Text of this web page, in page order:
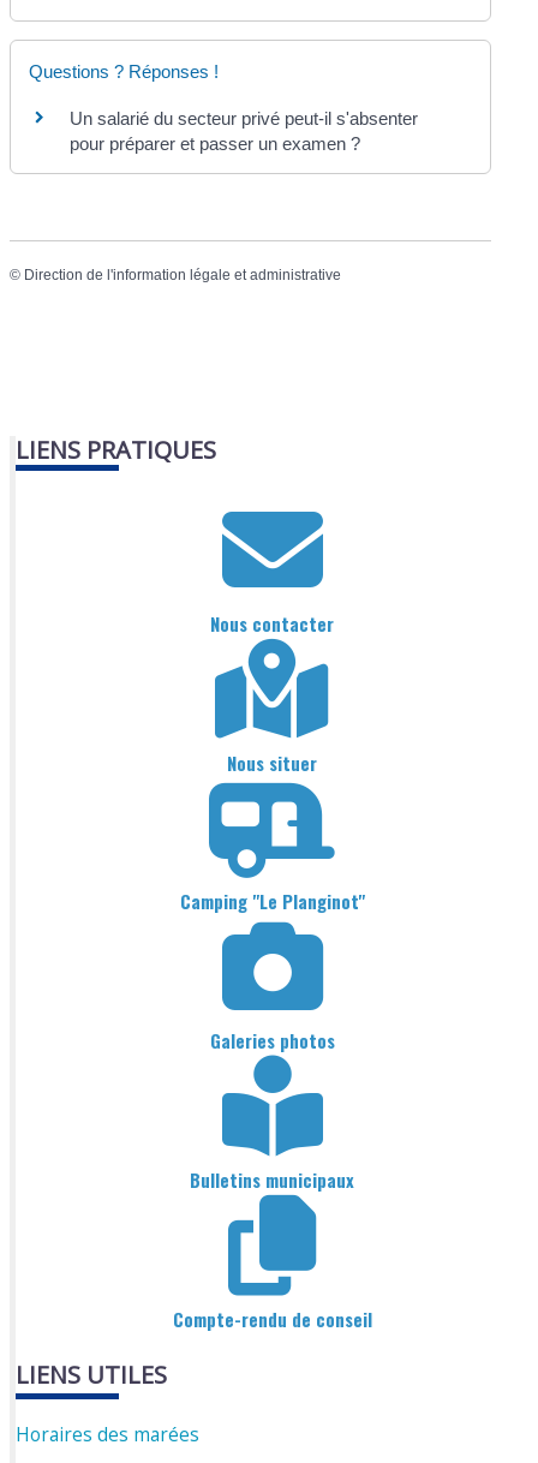
Questions ? Réponses !
Un salarié du secteur privé peut-il s'absenter
pour préparer et passer un examen ?
© Direction de l'information légale et administrative
LIENS PRATIQUES
Nous contacter
Nous situer
Camping "Le Planginot"
Galeries photos
Bulletins municipaux
Compte-rendu de conseil
LIENS UTILES
Horaires des marées